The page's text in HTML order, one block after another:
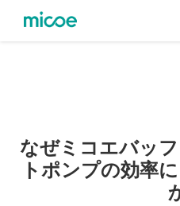
SOLŪSHON
サポートおよびサービス
なぜミコエバッ
トポンプの効率